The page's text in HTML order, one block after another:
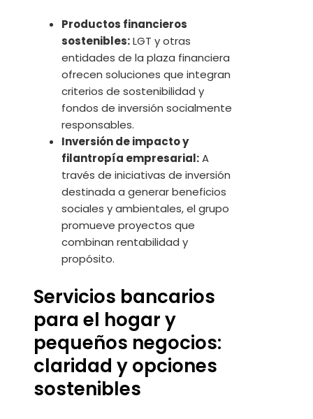
Productos financieros
sostenibles:LGT y otras
entidades de la plaza financiera
ofrecen soluciones que integran
criterios de sostenibilidad y
fondos de inversión socialmente
responsables.
Inversión de impacto y
filantropía empresarial:A
través de iniciativas de inversión
destinada a generar beneficios
sociales y ambientales, el grupo
promueve proyectos que
combinan rentabilidad y
propósito.
Servicios bancarios
para el hogar y
pequeños negocios:
claridad y opciones
sostenibles